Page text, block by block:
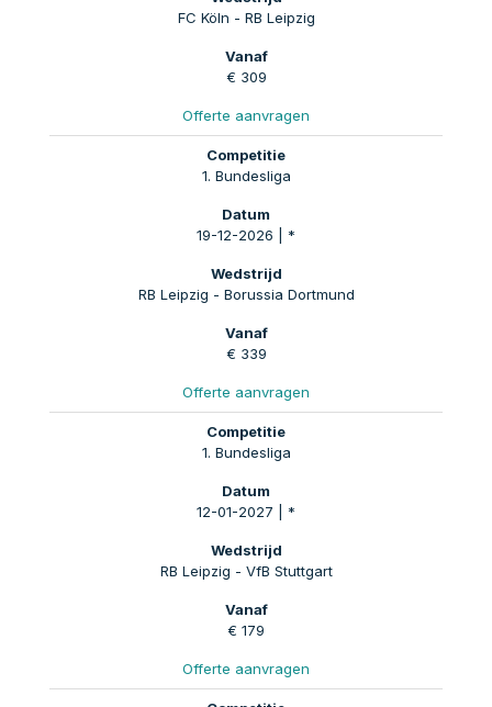
FC Köln - RB Leipzig
€ 309
Offerte aanvragen
1. Bundesliga
19-12-2026 | *
RB Leipzig - Borussia Dortmund
€ 339
Offerte aanvragen
1. Bundesliga
12-01-2027 | *
RB Leipzig - VfB Stuttgart
€ 179
Offerte aanvragen